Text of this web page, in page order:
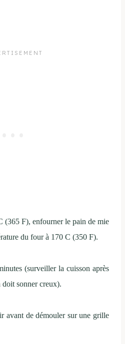
(365 F), enfourner le pain de mie
du four à 170 C (350 F).
(surveiller la cuisson après
sonner creux).
avant de démouler sur une grille